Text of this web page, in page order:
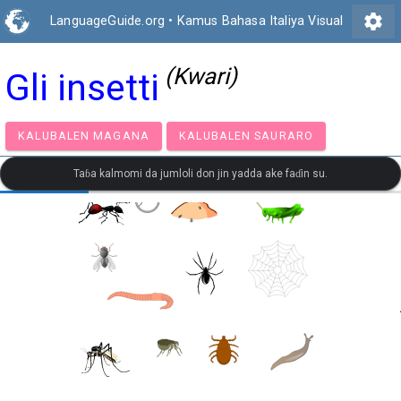
LanguageGuide.org • Kamus Bahasa Italiya Visual settings
Gli insetti (Kwari)
KALUBALEN MAGANA KALUBALEN SAURARO
Taɓa kalmomi da jumloli don jin yadda ake faɗin su.